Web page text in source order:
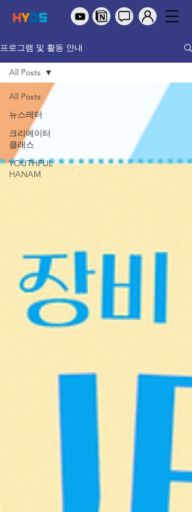
프로그램 및 활동 안내
All Posts
뉴스레터
크리에이터
클래스
YOUTHFUL
HANAM
All Posts